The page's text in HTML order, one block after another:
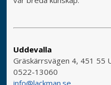
Uddevalla
Gräskärrsvägen 4, 451 55
0522-13060
info@lackman.se